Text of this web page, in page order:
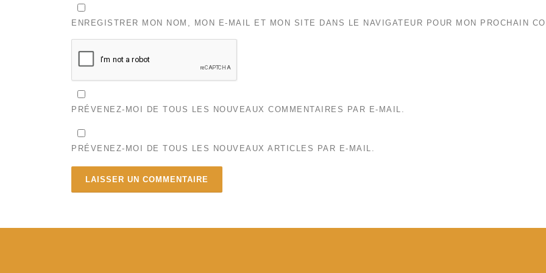
ENREGISTRER MON NOM, MON E-MAIL ET MON SITE DANS LE NAVIGATEUR POUR MON PROCHAIN
PRÉVENEZ-MOI DE TOUS LES NOUVEAUX COMMENTAIRES PAR E-MAIL.
PRÉVENEZ-MOI DE TOUS LES NOUVEAUX ARTICLES PAR E-MAIL.